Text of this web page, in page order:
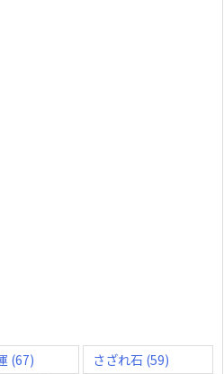
(67) さざれ石 (59)